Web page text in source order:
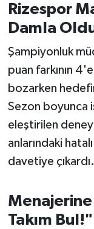
Rizespor
Damla
Şampiyonluk
puan farkının
bozarken
Sezon boyunca
eleştirilen
anlarındaki
davetiye çıkardı.
Menajerine
Takım Bul!"
OTOMOTİV
SAĞLIK
Savaştepe
SEYAHAT
Sındırgı